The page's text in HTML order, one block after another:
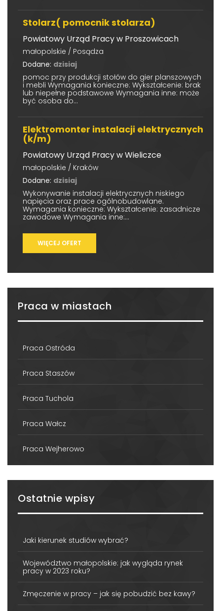
Stolarz( pomocnik stolarza)
Powiatowy Urząd Pracy w Proszowicach
małopolskie / Posądza
Dodane: dzisiaj
pomoc przy produkcji stołów do gier planszowych
i mebli Wymagania konieczne: Wykształcenie: brak
lub niepełne podstawowe Wymagania inne: może
być osoba do...
Elektromonter instalacji elektrycznych
(k/m)
Powiatowy Urząd Pracy w Wieliczce
małopolskie / Kraków
Dodane: dzisiaj
Wykonywanie instalacji elektrycznych niskiego
napięcia oraz prace ogólnobudowlane.
Wymagania konieczne: Wykształcenie: zasadnicze
zawodowe Wymagania inne:...
WIĘCEJ OFERT
Praca w miastach
Praca Ostróda
Praca Staszów
Praca Tuchola
Praca Wałcz
Praca Wejherowo
Ostatnie wpisy
Jaki kierunek studiów wybrać?
Województwo małopolskie: jak wygląda rynek
pracy w 2023 roku?
Zmęczenie w pracy – jak się pobudzić bez kawy?